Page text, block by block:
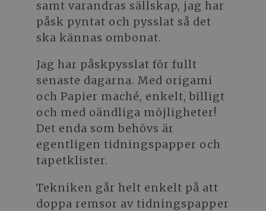
samt varandras sällskap, jag har
påsk pyntat och pysslat så det
ska kännas ombonat.
Jag har påskpysslat för fullt
senaste dagarna. Med origami
och Papier maché, enkelt, billigt
och med oändliga möjligheter!
Det enda som behövs är
egentligen tidningspapper och
tapetklister.
Tekniken går helt enkelt på att
doppa remsor av tidningspapper